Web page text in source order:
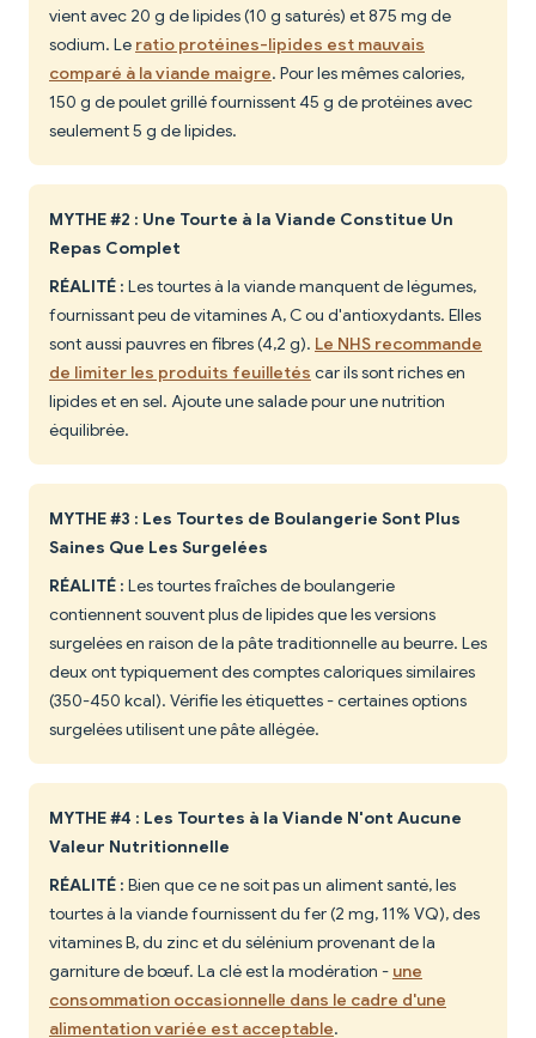
vient avec 20 g de lipides (10 g saturés) et 875 mg de
sodium. Le ratio protéines-lipides est mauvais
comparé à la viande maigre. Pour les mêmes calories,
150 g de poulet grillé fournissent 45 g de protéines avec
seulement 5 g de lipides.
MYTHE #2 : Une Tourte à la Viande Constitue Un
Repas Complet
RÉALITÉ : Les tourtes à la viande manquent de légumes,
fournissant peu de vitamines A, C ou d'antioxydants. Elles
sont aussi pauvres en fibres (4,2 g). Le NHS recommande
de limiter les produits feuilletés car ils sont riches en
lipides et en sel. Ajoute une salade pour une nutrition
équilibrée.
MYTHE #3 : Les Tourtes de Boulangerie Sont Plus
Saines Que Les Surgelées
RÉALITÉ : Les tourtes fraîches de boulangerie
contiennent souvent plus de lipides que les versions
surgelées en raison de la pâte traditionnelle au beurre. Les
deux ont typiquement des comptes caloriques similaires
(350-450 kcal). Vérifie les étiquettes - certaines options
surgelées utilisent une pâte allégée.
MYTHE #4 : Les Tourtes à la Viande N'ont Aucune
Valeur Nutritionnelle
RÉALITÉ : Bien que ce ne soit pas un aliment santé, les
tourtes à la viande fournissent du fer (2 mg, 11% VQ), des
vitamines B, du zinc et du sélénium provenant de la
garniture de bœuf. La clé est la modération - une
consommation occasionnelle dans le cadre d'une
alimentation variée est acceptable.